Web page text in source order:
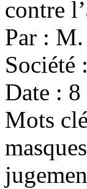
contre
Par :
Société
Date :
Mots